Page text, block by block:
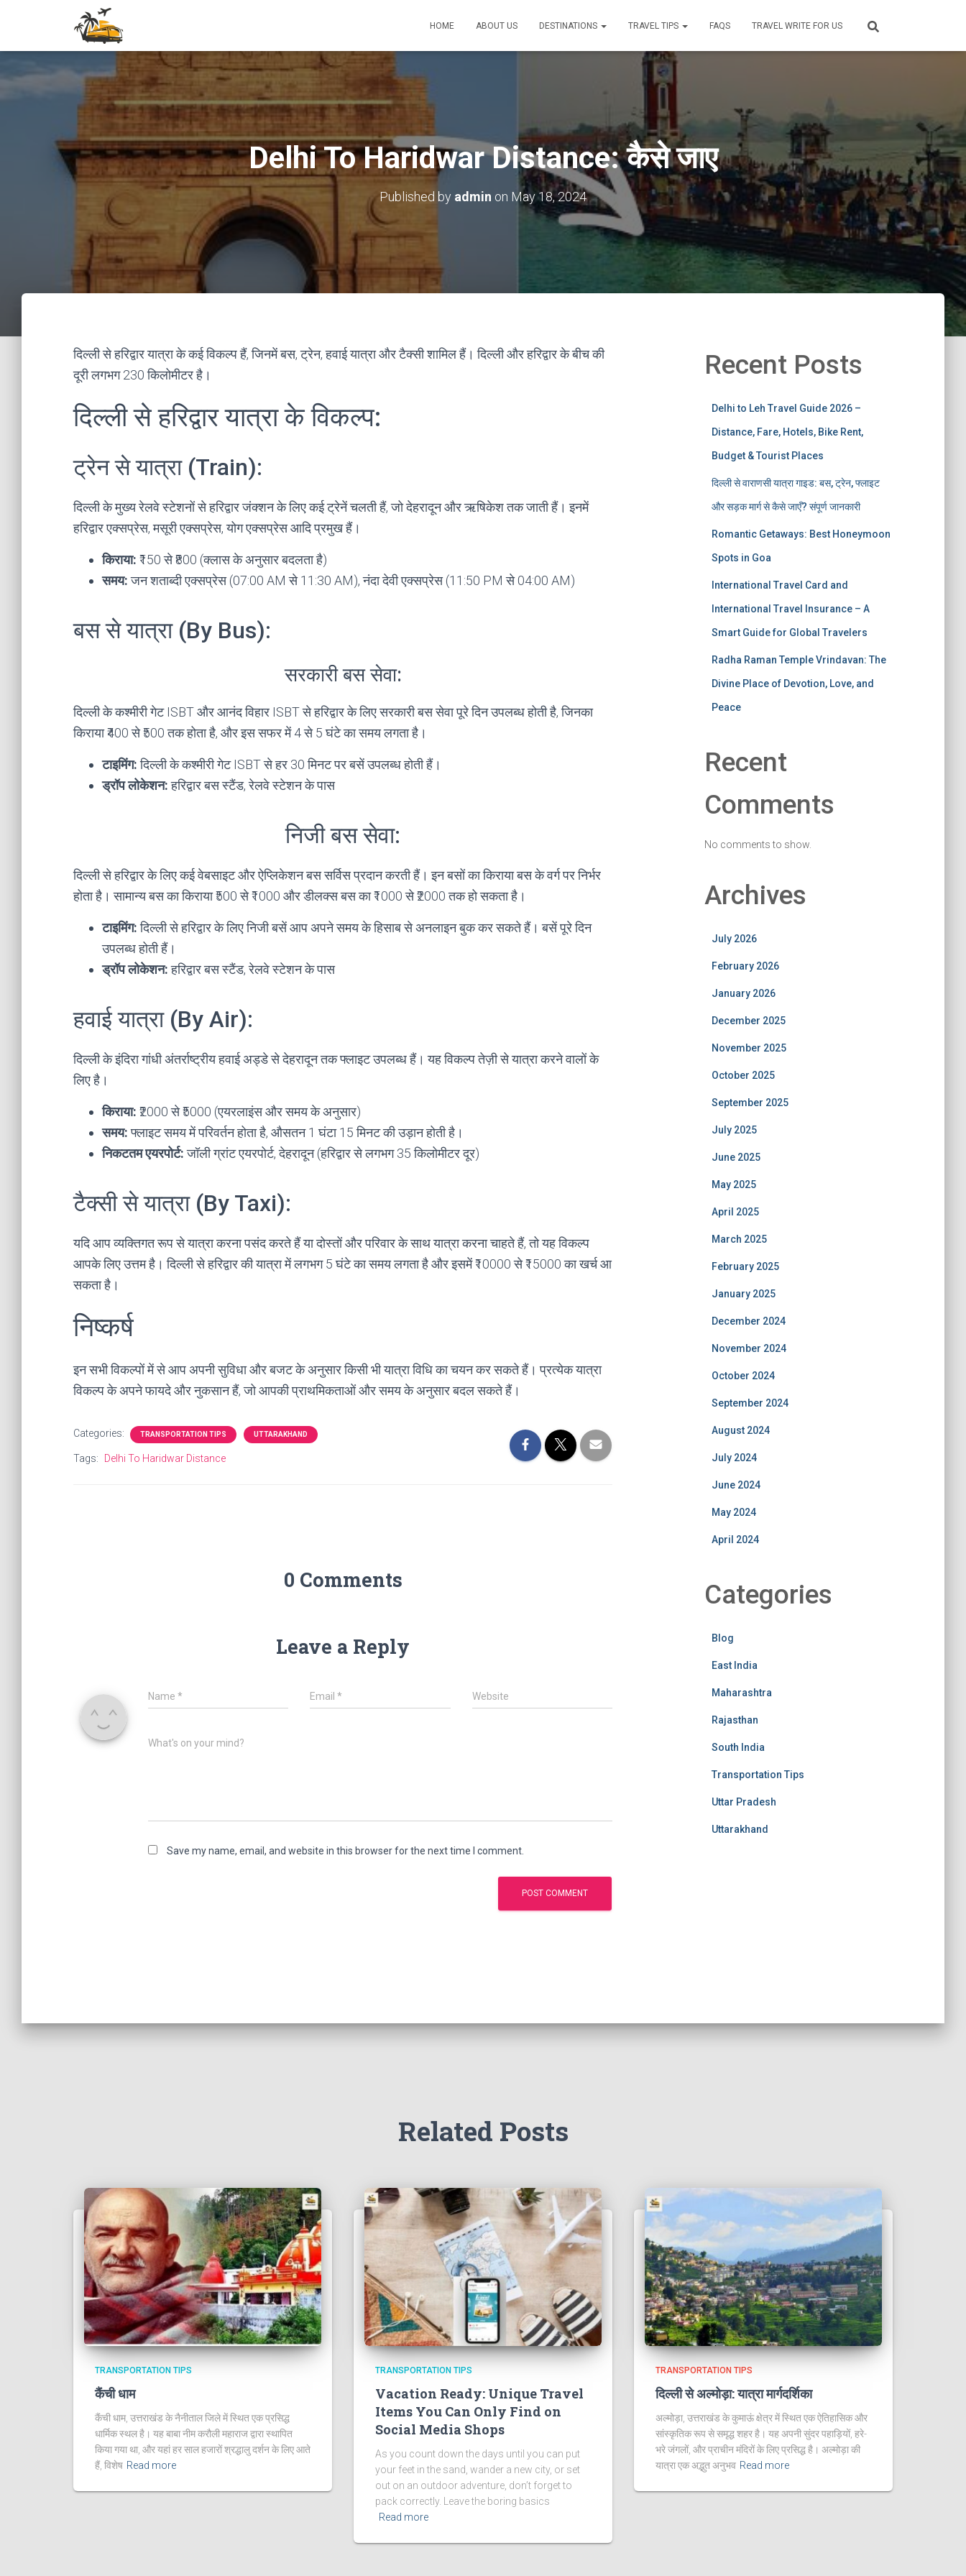
HOME ABOUT US DESTINATIONS TRAVEL TIPS FAQS TRAVEL WRITE FOR US
Delhi To Haridwar Distance: कैसे जाए
Published by admin on May 18, 2024
दिल्ली से हरिद्वार यात्रा के कई विकल्प हैं, जिनमें बस, ट्रेन, हवाई यात्रा और टैक्सी शामिल हैं। दिल्ली और हरिद्वार के बीच की
दूरी लगभग 230 किलोमीटर है।
दिल्ली से हरिद्वार यात्रा के विकल्प:
ट्रेन से यात्रा (Train):
दिल्ली के मुख्य रेलवे स्टेशनों से हरिद्वार जंक्शन के लिए कई ट्रेनें चलती हैं, जो देहरादून और ऋषिकेश तक जाती हैं। इनमें
हरिद्वार एक्सप्रेस, मसूरी एक्सप्रेस, योग एक्सप्रेस आदि प्रमुख हैं।
किराया: ₹150 से ₹800 (क्लास के अनुसार बदलता है)
समय:जन शताब्दी एक्सप्रेस (07:00 AM से 11:30 AM), नंदा देवी एक्सप्रेस (11:50 PM से 04:00 AM)
बस से यात्रा (By Bus):
सरकारी बस सेवा:
दिल्ली के कश्मीरी गेट ISBT और आनंद विहार ISBT से हरिद्वार के लिए सरकारी बस सेवा पूरे दिन उपलब्ध होती है, जिनका
किराया ₹400 से ₹500 तक होता है, और इस सफर में 4 से 5 घंटे का समय लगता है।
टाइमिंग:दिल्ली के कश्मीरी गेट ISBT से हर 30 मिनट पर बसें उपलब्ध होती हैं।
ड्रॉप लोकेशन:हरिद्वार बस स्टैंड, रेलवे स्टेशन के पास
निजी बस सेवा:
दिल्ली से हरिद्वार के लिए कई वेबसाइट और ऐप्लिकेशन बस सर्विस प्रदान करती हैं। इन बसों का किराया बस के वर्ग पर निर्भर
होता है। सामान्य बस का किराया ₹500 से ₹1000 और डीलक्स बस का ₹1000 से ₹2000 तक हो सकता है।
टाइमिंग:दिल्ली से हरिद्वार के लिए निजी बसें आप अपने समय के हिसाब से अनलाइन बुक कर सकते हैं। बसें पूरे दिन
उपलब्ध होती हैं।
ड्रॉप लोकेशन:हरिद्वार बस स्टैंड, रेलवे स्टेशन के पास
हवाई यात्रा (By Air):
दिल्ली के इंदिरा गांधी अंतर्राष्ट्रीय हवाई अड्डे से देहरादून तक फ्लाइट उपलब्ध हैं। यह विकल्प तेज़ी से यात्रा करने वालों के
लिए है।
किराया: ₹2000 से ₹5000 (एयरलाइंस और समय के अनुसार)
समय:फ्लाइट समय में परिवर्तन होता है, औसतन 1 घंटा 15 मिनट की उड़ान होती है।
निकटतम एयरपोर्ट:जॉली ग्रांट एयरपोर्ट, देहरादून (हरिद्वार से लगभग 35 किलोमीटर दूर)
टैक्सी से यात्रा (By Taxi):
यदि आप व्यक्तिगत रूप से यात्रा करना पसंद करते हैं या दोस्तों और परिवार के साथ यात्रा करना चाहते हैं, तो यह विकल्प
आपके लिए उत्तम है। दिल्ली से हरिद्वार की यात्रा में लगभग 5 घंटे का समय लगता है और इसमें ₹10000 से ₹15000 का खर्च आ
सकता है।
निष्कर्ष
इन सभी विकल्पों में से आप अपनी सुविधा और बजट के अनुसार किसी भी यात्रा विधि का चयन कर सकते हैं। प्रत्येक यात्रा
विकल्प के अपने फायदे और नुकसान हैं, जो आपकी प्राथमिकताओं और समय के अनुसार बदल सकते हैं।
Categories: TRANSPORTATION TIPS UTTARAKHAND
Tags: Delhi To Haridwar Distance
0 Comments
Leave a Reply
Name * Email* Website
What's on your mind?
Save my name, email, and website in this browser for the next time I comment.
Recent Posts
Delhi to Leh Travel Guide 2026 –
Distance, Fare, Hotels, Bike Rent,
Budget & Tourist Places
दिल्ली से वाराणसी यात्रा गाइड: बस, ट्रेन, फ्लाइट
और सड़क मार्ग से कैसे जाएँ? संपूर्ण जानकारी
Romantic Getaways: Best Honeymoon
Spots in Goa
International Travel Card and
International Travel Insurance – A
Smart Guide for Global Travelers
Radha Raman Temple Vrindavan: The
Divine Place of Devotion, Love, and
Peace
Recent
Comments
No comments to show.
Archives
July 2026
February 2026
January 2026
December 2025
November 2025
October 2025
September 2025
July 2025
June 2025
May 2025
April 2025
March 2025
February 2025
January 2025
December 2024
November 2024
October 2024
September 2024
August 2024
July 2024
June 2024
May 2024
April 2024
Categories
Blog
East India
Maharashtra
Rajasthan
South India
Transportation Tips
Uttar Pradesh
Uttarakhand
Related Posts
TRANSPORTATION TIPS
कैंची धाम
कैंची धाम, उत्तराखंड के नैनीताल जिले में स्थित एक प्रसिद्ध
धार्मिक स्थल है। यह बाबा नीम करौली महाराज द्वारा स्थापित
किया गया था, और यहां हर साल हजारों श्रद्धालु दर्शन के लिए आते
हैं, विशेष Read more
TRANSPORTATION TIPS
Vacation Ready: Unique Travel
Items You Can Only Find on
Social Media Shops
As you count down the days until you can put
your feet in the sand, wander a new city, or set
out on an outdoor adventure, don’t forget to
pack correctly. Leave the boring basics
Read more
TRANSPORTATION TIPS
दिल्ली से अल्मोड़ा: यात्रा मार्गदर्शिका
अल्मोड़ा, उत्तराखंड के कुमाऊं क्षेत्र में स्थित एक ऐतिहासिक और
सांस्कृतिक रूप से समृद्ध शहर है। यह अपनी सुंदर पहाड़ियों, हरे-
भरे जंगलों, और प्राचीन मंदिरों के लिए प्रसिद्ध है। अल्मोड़ा की
यात्रा एक अद्भुत अनुभव Read more